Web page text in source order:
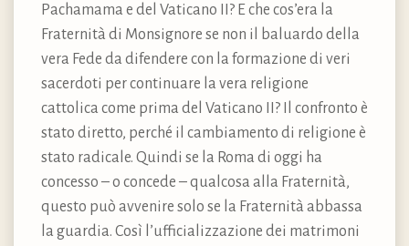
Pachamama e del Vaticano II? E che cos’era la
Fraternità di Monsignore se non il baluardo della
vera Fede da difendere con la formazione di veri
sacerdoti per continuare la vera religione
cattolica come prima del Vaticano II? Il confronto è
stato diretto, perché il cambiamento di religione è
stato radicale. Quindi se la Roma di oggi ha
concesso – o concede – qualcosa alla Fraternità,
questo può avvenire solo se la Fraternità abbassa
la guardia. Così l’ufficializzazione dei matrimoni